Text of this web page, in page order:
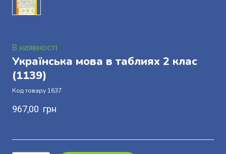
В наявності
Українська мова в таблиях 2 клас
(1139)
Код товару 1637
967,00  грн